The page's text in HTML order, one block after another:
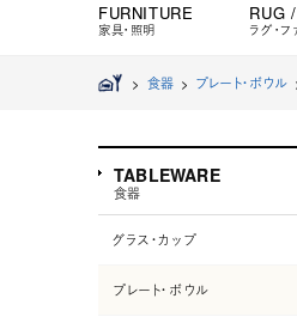
FURNITURE
家具・照明
RUG
ラグ・フ
> 食器> プレート・ボウル
TABLEWARE
食器
グラス・カップ
プレート・ボウル